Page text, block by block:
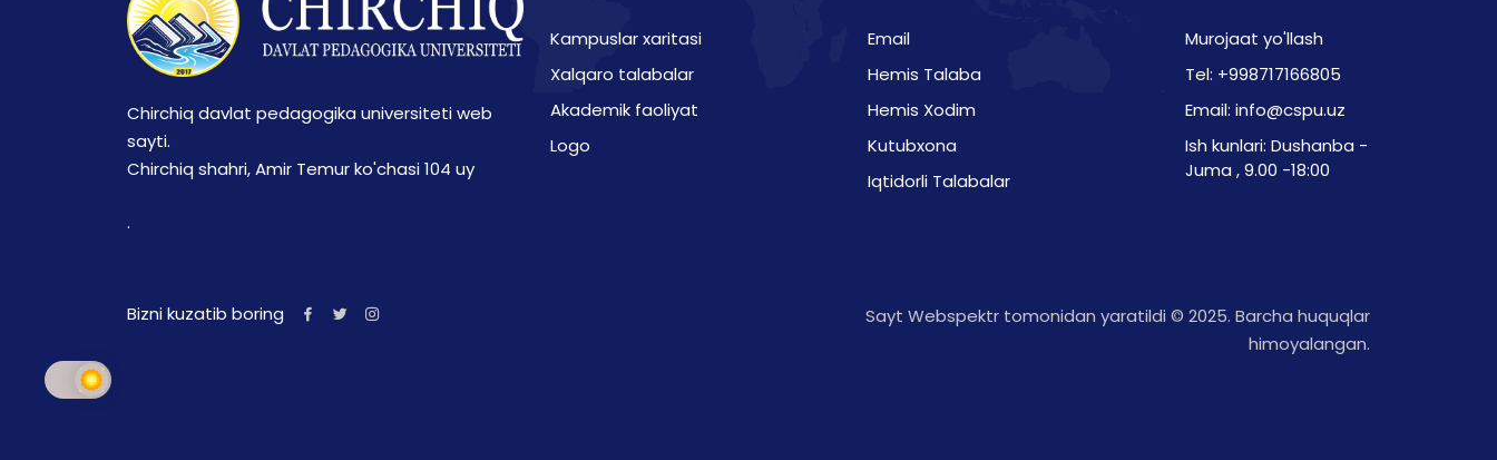
Chirchiq davlat pedagogika universiteti web
sayti.
Chirchiq shahri, Amir Temur ko'chasi 104 uy
.
Kampuslar xaritasi
Xalqaro talabalar
Akademik faoliyat
Logo
Email
Hemis Talaba
Hemis Xodim
Kutubxona
Iqtidorli Talabalar
Murojaat yo'llash
Tel: +998717166805
Email: info@cspu.uz
Ish kunlari: Dushanba -
Juma , 9.00 -18:00
Bizni kuzatib boring
Sayt Webspektr tomonidan yaratildi © 2025. Barcha huquqlar
himoyalangan.